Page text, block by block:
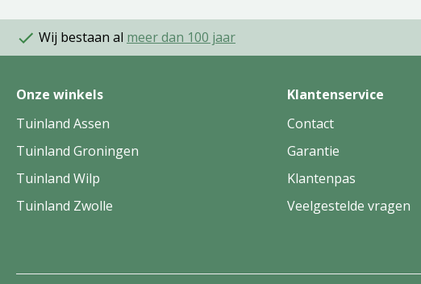
Wij bestaan al meer dan 100 jaar
Onze winkels
Tuinland Assen
Tuinland Groningen
Tuinland Wilp
Tuinland Zwolle
Klantenservice
Contact
Garantie
Klantenpas
Veelgestelde vragen